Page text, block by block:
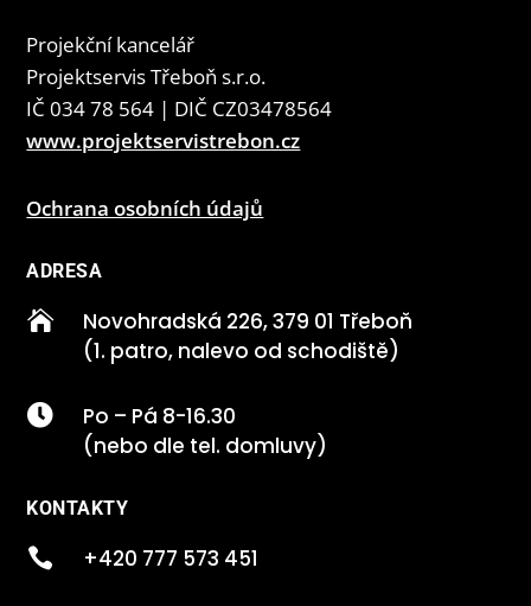
Projekční kancelář
Projektservis Třeboň s.r.o.
IČ 034 78 564 | DIČ CZ03478564
www.projektservistrebon.cz
Ochrana osobních údajů
ADRESA

Novohradská 226, 379 01 Třeboň
(1. patro, nalevo od schodiště)

Po – Pá 8-16.30
(nebo dle tel. domluvy)
KONTAKTY
 +420 777 573 451